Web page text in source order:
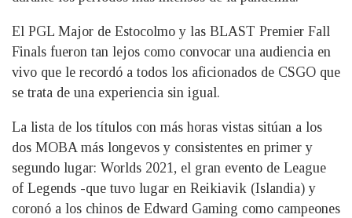
El PGL Major de Estocolmo y las BLAST Premier Fall
Finals fueron tan lejos como convocar una audiencia en
vivo que le recordó a todos los aficionados de CSGO que
se trata de una experiencia sin igual.
La lista de los títulos con más horas vistas sitúan a los
dos MOBA más longevos y consistentes en primer y
segundo lugar: Worlds 2021, el gran evento de League
of Legends -que tuvo lugar en Reikiavik (Islandia) y
coronó a los chinos de Edward Gaming como campeones